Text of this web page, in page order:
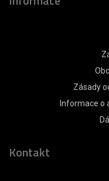
Zásady
Informace o
Kontakt